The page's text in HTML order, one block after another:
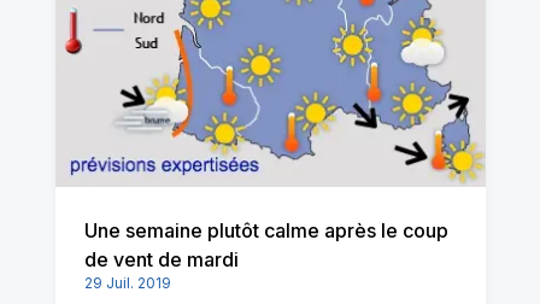
Une semaine plutôt calme après le coup
de vent de mardi
29 Juil. 2019